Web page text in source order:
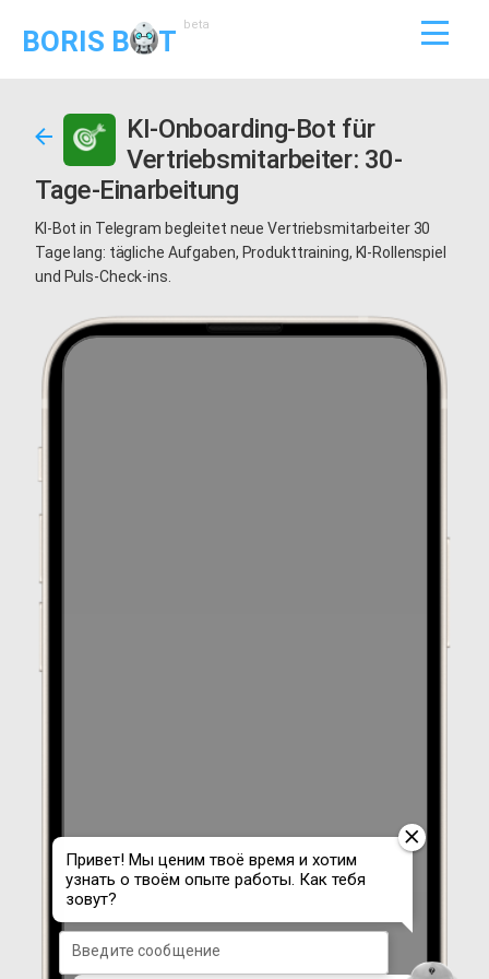
BORIS B T
beta
KI-Onboarding-Bot für
Vertriebsmitarbeiter: 30-
Tage-Einarbeitung
KI-Bot in Telegram begleitet neue Vertriebsmitarbeiter 30
Tage lang: tägliche Aufgaben, Produkttraining, KI-Rollenspiel
und Puls-Check-ins.